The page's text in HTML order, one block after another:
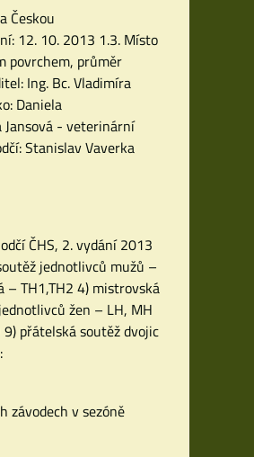
Českou
12. 10. 2013 1.3. Místo
povrchem, průměr
Ing. Bc. Vladimíra
Daniela
Jansová - veterinární
Stanislav Vaverka
ČHS, 2. vydání 2013
jednotlivců mužů –
TH1,TH2 4) mistrovská
žen – LH, MH
přátelská soutěž dvojic
v sezóně